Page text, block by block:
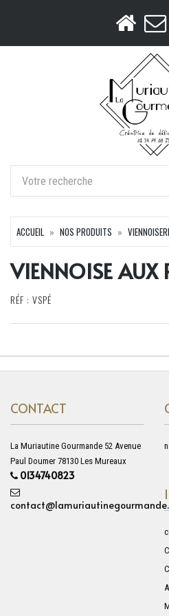
ACCUEIL NOS PRODUITS
VIENNOISE AUX
RÉF : VSPÉ
CONTACT
La Muriautine Gourmande 52 Avenue
Paul Doumer 78130 Les Mureaux
0134740823